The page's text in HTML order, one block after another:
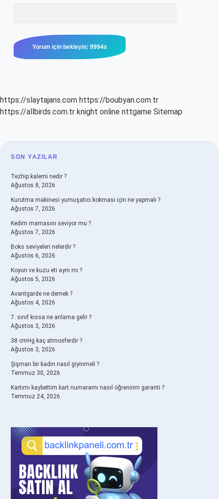
https://slaytajans.com https://boubyan.com.tr
https://allbirds.com.tr knight online nttgame Sitemap
SIDEBAR
SON YAZILAR
Tezhip kalemi nedir ?
Ağustos 8, 2026
Kurutma makinesi yumuşatıcı kokması için ne yapmalı ?
Ağustos 7, 2026
Kedim mamasını seviyor mu ?
Ağustos 7, 2026
Boks seviyeleri nelerdir ?
Ağustos 6, 2026
Koyun ve kuzu eti aynı mı ?
Ağustos 5, 2026
Avantgarde ne demek ?
Ağustos 4, 2026
7. sınıf kıssa ne anlama gelir ?
Ağustos 3, 2026
38 cmHg kaç atmosferdir ?
Ağustos 3, 2026
Şişman bir kadın nasıl giyinmeli ?
Temmuz 30, 2026
Kartımı kaybettim kart numaramı nasıl öğrenirim garanti ?
Temmuz 24, 2026